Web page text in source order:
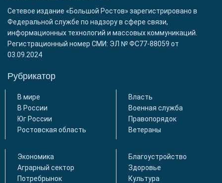
Сетевое издание «Большой Ростов» зарегистрировано в
Федеральной службе по надзору в сфере связи,
информационных технологий и массовых коммуникаций.
Регистрационный номер СМИ: ЭЛ № ФС77-88059 от
03.09.2024
Рубрикатор
В мире
В России
Юг России
Ростовская область
Власть
Военная служба
Правопорядок
Ветераны
Экономика
Аграрный сектор
Потребрынок
Благоустройство
Здоровье
Культура